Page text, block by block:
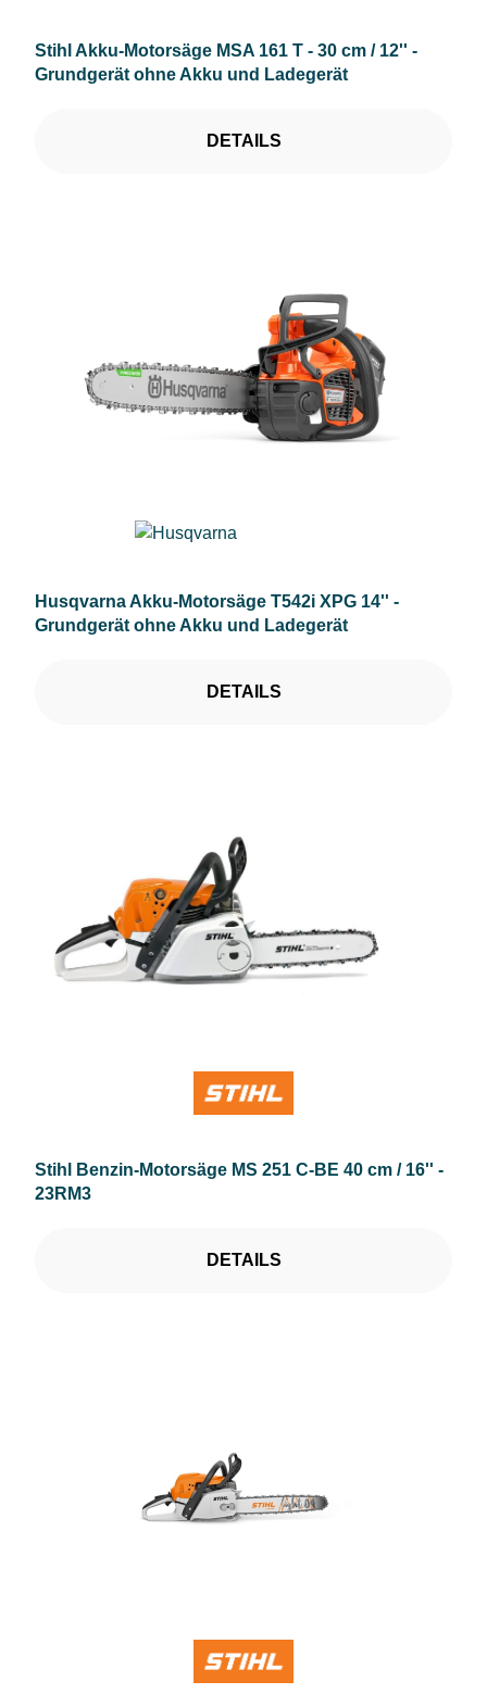
Stihl Akku-Motorsäge MSA 161 T - 30 cm / 12'' -
Grundgerät ohne Akku und Ladegerät
DETAILS
Husqvarna Akku-Motorsäge T542i XPG 14'' -
Grundgerät ohne Akku und Ladegerät
DETAILS
Stihl Benzin-Motorsäge MS 251 C-BE 40 cm / 16'' -
23RM3
DETAILS